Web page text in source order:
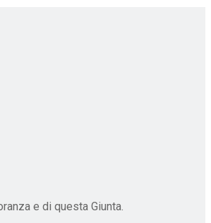
e di questa Giunta.